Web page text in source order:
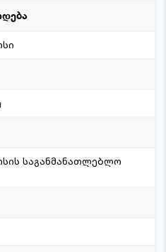
საგანმანათლებლო